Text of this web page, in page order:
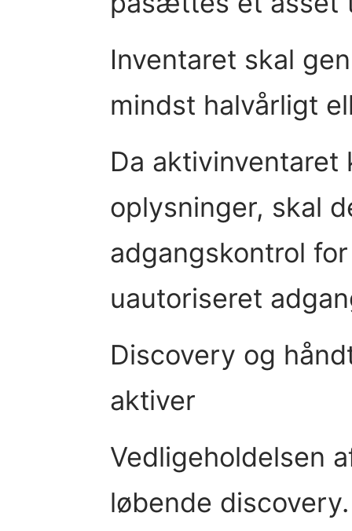
Inventaret skal
mindst halvårligt
Da aktivinventaret
oplysninger, skal
adgangskontrol
uautoriseret
Discovery og
aktiver
Vedligeholdelsen
løbende